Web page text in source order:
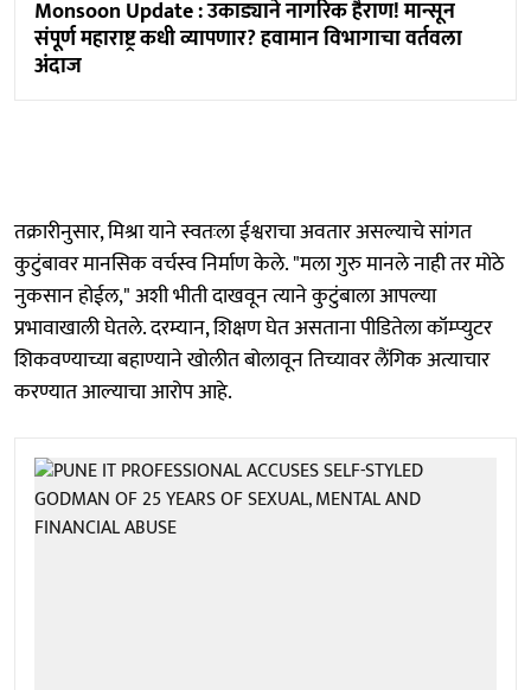
Monsoon Update : उकाड्याने नागरिक हैराण! मान्सून
संपूर्ण महाराष्ट्र कधी व्यापणार? हवामान विभागाचा वर्तवला
अंदाज
तक्रारीनुसार, मिश्रा याने स्वतःला ईश्वराचा अवतार असल्याचे सांगत
कुटुंबावर मानसिक वर्चस्व निर्माण केले. "मला गुरु मानले नाही तर मोठे
नुकसान होईल," अशी भीती दाखवून त्याने कुटुंबाला आपल्या
प्रभावाखाली घेतले. दरम्यान, शिक्षण घेत असताना पीडितेला कॉम्प्युटर
शिकवण्याच्या बहाण्याने खोलीत बोलावून तिच्यावर लैंगिक अत्याचार
करण्यात आल्याचा आरोप आहे.